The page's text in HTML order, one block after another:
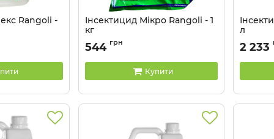
Rangoli -
Інсектицид Мікро Rangoli - 1
кг
Артикул: 13033012
544 грн
Купити
л
Артикул:
2 233